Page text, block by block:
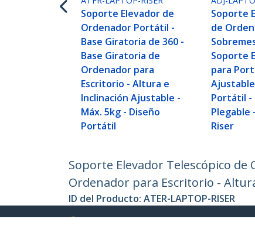
Soporte Elevador de
Ordenador Portátil -
Base Giratoria de 360 -
Base Giratoria de
Ordenador para
Escritorio - Altura e
Inclinación Ajustable -
Máx. 5kg - Diseño
Portátil
Soporte
de
Soporte
para
Portátil -
Plegable
Riser
Soporte Elevador Telescópico
Ordenador para Escritorio -
ID del Producto: ATER-LAPTOP-RISER
Hágase Socio